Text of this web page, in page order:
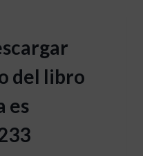
del libro
es